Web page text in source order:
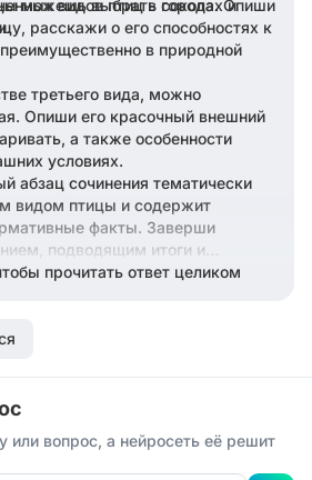
видов птиц в городах и
можешь выбрать сокола. Опиши
расскажи о его способностях к
в природной
третьего вида, можно
Опиши его красочный внешний
а также особенности
условиях.
абзац сочинения тематически
видом птицы и содержит
факты. Заверши
подводящим итоги и
мнение или выводы о
прочитать ответ целиком
вопрос, а нейросеть её решит